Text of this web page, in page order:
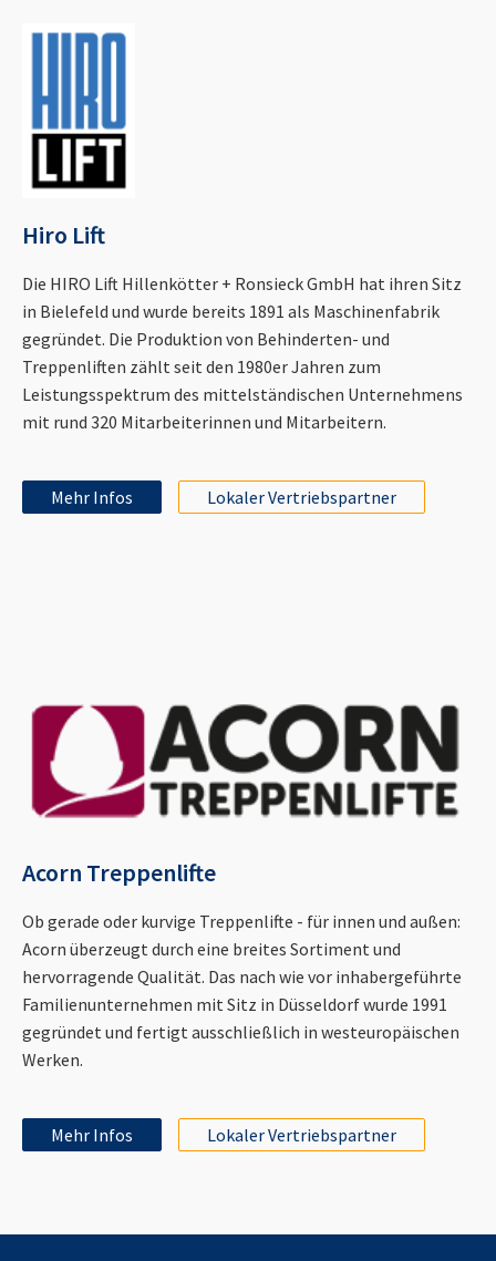
Hiro Lift
Die HIRO Lift Hillenkötter + Ronsieck GmbH hat ihren Sitz
in Bielefeld und wurde bereits 1891 als Maschinenfabrik
gegründet. Die Produktion von Behinderten- und
Treppenliften zählt seit den 1980er Jahren zum
Leistungsspektrum des mittelständischen Unternehmens
mit rund 320 Mitarbeiterinnen und Mitarbeitern.
Mehr Infos Lokaler Vertriebspartner
Acorn Treppenlifte
Ob gerade oder kurvige Treppenlifte - für innen und außen:
Acorn überzeugt durch eine breites Sortiment und
hervorragende Qualität. Das nach wie vor inhabergeführte
Familienunternehmen mit Sitz in Düsseldorf wurde 1991
gegründet und fertigt ausschließlich in westeuropäischen
Werken.
Mehr Infos Lokaler Vertriebspartner